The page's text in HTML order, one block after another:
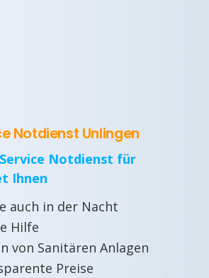
Notdienst Unlingen
Notdienst für
Ihnen
auch in der Nacht
Hilfe
von Sanitären Anlagen
Preise